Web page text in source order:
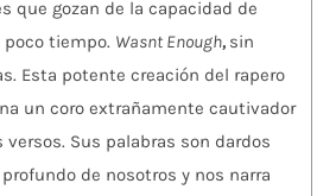
que gozan de la capacidad de
tiempo. Wasnt Enough, sin
Esta potente creación del rapero
un coro extrañamente cautivador
Sus palabras son dardos
de nosotros y nos narra